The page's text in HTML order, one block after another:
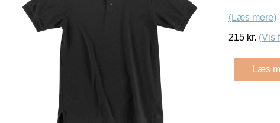
(Læs mere)
215 kr. (Vis
Læs